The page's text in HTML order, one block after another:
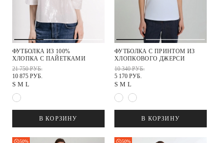
ФУТБОЛКА ИЗ 100%
ХЛОПКА С ПАЙЕТКАМИ
21 750 РУБ.
10 875 РУБ.
S M L
В КОРЗИНУ
ФУТБОЛКА С ПРИНТОМ ИЗ
ХЛОПКОВОГО ДЖЕРСИ
10 340 РУБ.
5 170 РУБ.
S M L
В КОРЗИНУ
50% 50%